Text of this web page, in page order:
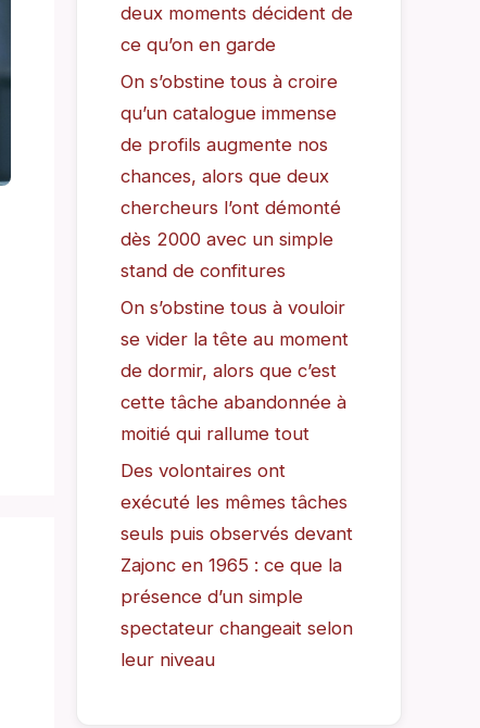
deux moments décident de
ce qu’on en garde
On s’obstine tous à croire
qu’un catalogue immense
de profils augmente nos
chances, alors que deux
chercheurs l’ont démonté
dès 2000 avec un simple
stand de confitures
On s’obstine tous à vouloir
se vider la tête au moment
de dormir, alors que c’est
cette tâche abandonnée à
moitié qui rallume tout
Des volontaires ont
exécuté les mêmes tâches
seuls puis observés devant
Zajonc en 1965 : ce que la
présence d’un simple
spectateur changeait selon
leur niveau